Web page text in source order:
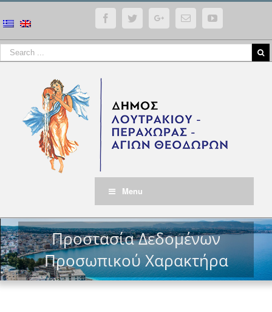
FacebookTwitterGoogle+Email YouTube
Menu
Προστασία Δεδομένων
Προσωπικού Χαρακτήρα